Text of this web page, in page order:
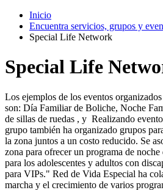
Inicio
Encuentra servicios, grupos y
Special Life Network
Special Life
Los ejemplos de los eventos
son: Día Familiar de Boliche, Noche
de sillas de ruedas , y Realizando
grupo también ha organizado grupos
la zona juntos a un costo reducido. Se
zona para ofrecer un programa de noche
para los adolescentes y adultos con
para VIPs." Red de Vida Especial ha
marcha y el crecimiento de varios